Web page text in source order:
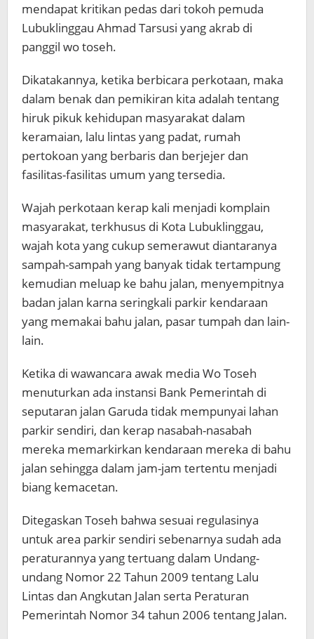
mendapat kritikan pedas dari tokoh pemuda
Lubuklinggau Ahmad Tarsusi yang akrab di
panggil wo toseh.
Dikatakannya, ketika berbicara perkotaan, maka
dalam benak dan pemikiran kita adalah tentang
hiruk pikuk kehidupan masyarakat dalam
keramaian, lalu lintas yang padat, rumah
pertokoan yang berbaris dan berjejer dan
fasilitas-fasilitas umum yang tersedia.
Wajah perkotaan kerap kali menjadi komplain
masyarakat, terkhusus di Kota Lubuklinggau,
wajah kota yang cukup semerawut diantaranya
sampah-sampah yang banyak tidak tertampung
kemudian meluap ke bahu jalan, menyempitnya
badan jalan karna seringkali parkir kendaraan
yang memakai bahu jalan, pasar tumpah dan lain-
lain.
Ketika di wawancara awak media Wo Toseh
menuturkan ada instansi Bank Pemerintah di
seputaran jalan Garuda tidak mempunyai lahan
parkir sendiri, dan kerap nasabah-nasabah
mereka memarkirkan kendaraan mereka di bahu
jalan sehingga dalam jam-jam tertentu menjadi
biang kemacetan.
Ditegaskan Toseh bahwa sesuai regulasinya
untuk area parkir sendiri sebenarnya sudah ada
peraturannya yang tertuang dalam Undang-
undang Nomor 22 Tahun 2009 tentang Lalu
Lintas dan Angkutan Jalan serta Peraturan
Pemerintah Nomor 34 tahun 2006 tentang Jalan.